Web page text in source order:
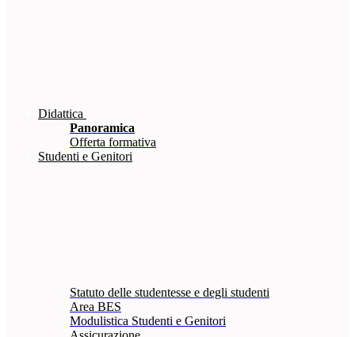
Didattica
Panoramica
Offerta formativa
Studenti e Genitori
Statuto delle studentesse e degli studenti
Area BES
Modulistica Studenti e Genitori